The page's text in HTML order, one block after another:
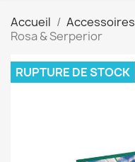
Accueil Accessoires
Rosa & Serperior
RUPTURE DE STOCK